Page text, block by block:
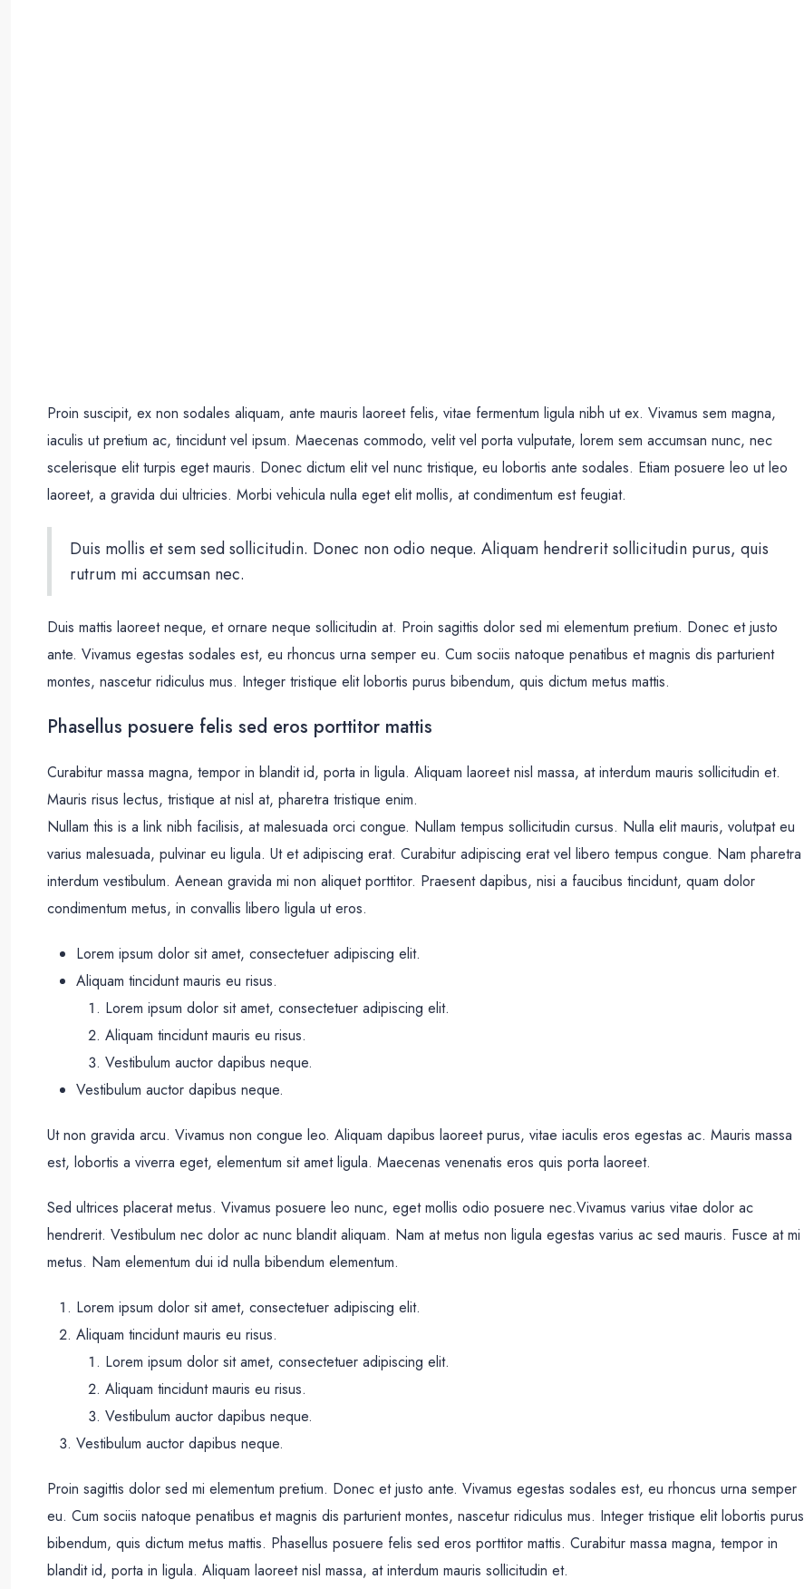
Proin suscipit, ex non sodales aliquam, ante mauris laoreet felis, vitae fermentum ligula nibh ut ex. Vivamus sem magna,
iaculis ut pretium ac, tincidunt vel ipsum. Maecenas commodo, velit vel porta vulputate, lorem sem accumsan nunc, nec
scelerisque elit turpis eget mauris. Donec dictum elit vel nunc tristique, eu lobortis ante sodales. Etiam posuere leo ut leo
laoreet, a gravida dui ultricies. Morbi vehicula nulla eget elit mollis, at condimentum est feugiat.
Duis mollis et sem sed sollicitudin. Donec non odio neque. Aliquam hendrerit sollicitudin purus, quis
rutrum mi accumsan nec.
Duis mattis laoreet neque, et ornare neque sollicitudin at. Proin sagittis dolor sed mi elementum pretium. Donec et justo
ante. Vivamus egestas sodales est, eu rhoncus urna semper eu. Cum sociis natoque penatibus et magnis dis parturient
montes, nascetur ridiculus mus. Integer tristique elit lobortis purus bibendum, quis dictum metus mattis.
Phasellus posuere felis sed eros porttitor mattis
Curabitur massa magna, tempor in blandit id, porta in ligula. Aliquam laoreet nisl massa, at interdum mauris sollicitudin et.
Mauris risus lectus, tristique at nisl at, pharetra tristique enim.
Nullam this is a link nibh facilisis, at malesuada orci congue. Nullam tempus sollicitudin cursus. Nulla elit mauris, volutpat eu
varius malesuada, pulvinar eu ligula. Ut et adipiscing erat. Curabitur adipiscing erat vel libero tempus congue. Nam pharetra
interdum vestibulum. Aenean gravida mi non aliquet porttitor. Praesent dapibus, nisi a faucibus tincidunt, quam dolor
condimentum metus, in convallis libero ligula ut eros.
Lorem ipsum dolor sit amet, consectetuer adipiscing elit.
Aliquam tincidunt mauris eu risus.
Lorem ipsum dolor sit amet, consectetuer adipiscing elit.
Aliquam tincidunt mauris eu risus.
Vestibulum auctor dapibus neque.
Vestibulum auctor dapibus neque.
Ut non gravida arcu. Vivamus non congue leo. Aliquam dapibus laoreet purus, vitae iaculis eros egestas ac. Mauris massa
est, lobortis a viverra eget, elementum sit amet ligula. Maecenas venenatis eros quis porta laoreet.
Sed ultrices placerat metus. Vivamus posuere leo nunc, eget mollis odio posuere nec.Vivamus varius vitae dolor ac
hendrerit. Vestibulum nec dolor ac nunc blandit aliquam. Nam at metus non ligula egestas varius ac sed mauris. Fusce at mi
metus. Nam elementum dui id nulla bibendum elementum.
Lorem ipsum dolor sit amet, consectetuer adipiscing elit.
Aliquam tincidunt mauris eu risus.
Lorem ipsum dolor sit amet, consectetuer adipiscing elit.
Aliquam tincidunt mauris eu risus.
Vestibulum auctor dapibus neque.
Vestibulum auctor dapibus neque.
Proin sagittis dolor sed mi elementum pretium. Donec et justo ante. Vivamus egestas sodales est, eu rhoncus urna semper
eu. Cum sociis natoque penatibus et magnis dis parturient montes, nascetur ridiculus mus. Integer tristique elit lobortis purus
bibendum, quis dictum metus mattis. Phasellus posuere felis sed eros porttitor mattis. Curabitur massa magna, tempor in
blandit id, porta in ligula. Aliquam laoreet nisl massa, at interdum mauris sollicitudin et.